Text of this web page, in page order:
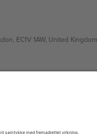
EC1V 1AW, United Kingdom